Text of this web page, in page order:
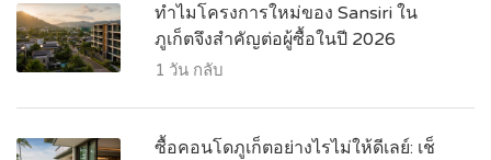
ทำไมโครงการใหม่ของ Sansiri ใน
ภูเก็ตจึงสำคัญต่อผู้ซื้อในปี 2026
1 วัน กลับ
ซื้อคอนโดภูเก็ตอย่างไรไม่ให้ดีเลย์: เช็